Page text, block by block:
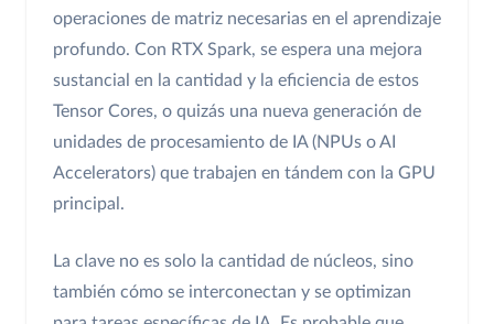
operaciones de matriz necesarias en el aprendizaje
profundo. Con RTX Spark, se espera una mejora
sustancial en la cantidad y la eficiencia de estos
Tensor Cores, o quizás una nueva generación de
unidades de procesamiento de IA (NPUs o AI
Accelerators) que trabajen en tándem con la GPU
principal.
La clave no es solo la cantidad de núcleos, sino
también cómo se interconectan y se optimizan